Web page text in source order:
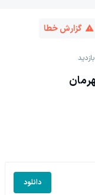
بازدید
گزارش خطا
دانلود